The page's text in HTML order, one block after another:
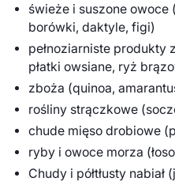
świeże i suszone owoce
borówki, daktyle, figi)
pełnoziarniste produkty
płatki owsiane, ryż
zboża (quinoa,
rośliny strączkowe
chude mięso drobiowe
ryby i owoce morza
Chudy i półtłusty